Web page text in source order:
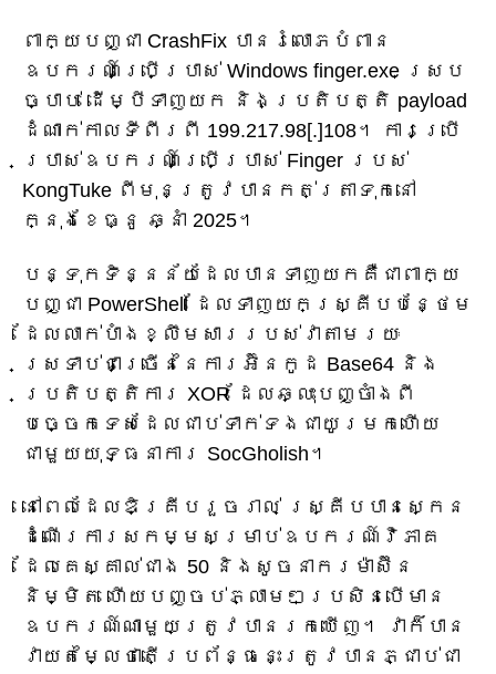
ពាក្យបញ្ជា CrashFix បានរំលោភបំពាន
ឧបករណ៍ប្រើប្រាស់ Windows finger.exe ស្រប
ច្បាប់ ដើម្បីទាញយក និងប្រតិបត្តិ payload
ដំណាក់កាលទីពីរពី 199.217.98[.]108។ ការប្រើ
ប្រាស់ឧបករណ៍ប្រើប្រាស់ Finger របស់
KongTuke ពីមុនត្រូវបានកត់ត្រាទុកនៅ
ក្នុងខែធ្នូ ឆ្នាំ 2025។
បន្ទុកទិន្នន័យដែលបានទាញយកគឺជាពាក្យ
បញ្ជា PowerShell ដែលទាញយកស្គ្រីបបន្ថែម
ដែលលាក់បាំងខ្លឹមសាររបស់វាតាមរយៈ
ស្រទាប់ជាច្រើននៃការអ៊ិនកូដ Base64 និង
ប្រតិបត្តិការ XOR ដែលឆ្លុះបញ្ចាំងពី
បច្ចេកទេសដែលជាប់ទាក់ទងជាយូរមកហើយ
ជាមួយយុទ្ធនាការ SocGholish។
នៅពេលដែលឌិគ្រីបរួចរាល់ ស្គ្រីបបានស្កេន
ដំណើរការសកម្មសម្រាប់ឧបករណ៍វិភាគ
ដែលគេស្គាល់ជាង 50 និងសូចនាករម៉ាស៊ីន
និម្មិត ហើយបញ្ចប់ភ្លាមៗប្រសិនបើមាន
ឧបករណ៍ណាមួយត្រូវបានរកឃើញ។ វាក៏បាន
វាយតម្លៃថាតើប្រព័ន្ធនេះត្រូវបានភ្ជាប់ជា